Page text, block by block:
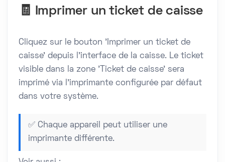
🧾 Imprimer un ticket de caisse
Cliquez sur le bouton 'Imprimer un ticket de
caisse' depuis l'interface de la caisse. Le ticket
visible dans la zone 'Ticket de caisse' sera
imprimé via l'imprimante configurée par défaut
dans votre système.
✅ Chaque appareil peut utiliser une
imprimante différente.